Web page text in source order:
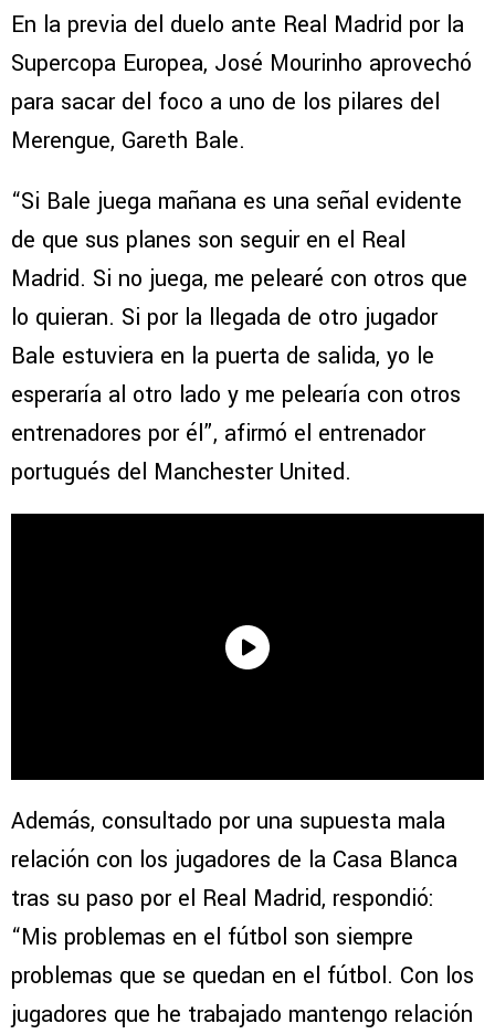
En la previa del duelo ante Real Madrid por la
Supercopa Europea, José Mourinho aprovechó
para sacar del foco a uno de los pilares del
Merengue, Gareth Bale.
“Si Bale juega mañana es una señal evidente
de que sus planes son seguir en el Real
Madrid. Si no juega, me pelearé con otros que
lo quieran. Si por la llegada de otro jugador
Bale estuviera en la puerta de salida, yo le
esperaría al otro lado y me pelearía con otros
entrenadores por él”, afirmó el entrenador
portugués del Manchester United.
Además, consultado por una supuesta mala
relación con los jugadores de la Casa Blanca
tras su paso por el Real Madrid, respondió:
“Mis problemas en el fútbol son siempre
problemas que se quedan en el fútbol. Con los
jugadores que he trabajado mantengo relación